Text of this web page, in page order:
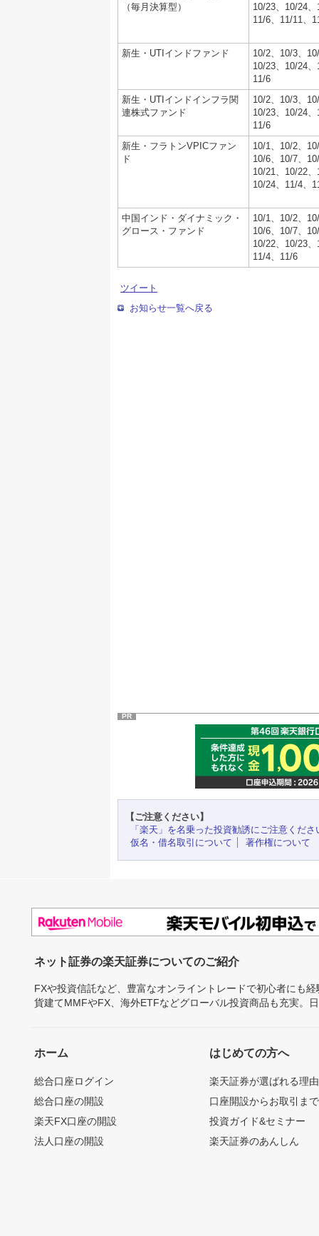
（毎月決算型）
10/23、10/24
11/6、11/11、
新生・UTIインドファンド
10/2、10/3、
10/23、10/24
11/6
新生・UTIインドインフラ関
連株式ファンド
10/2、10/3、
10/23、10/24
11/6
新生・フラトンVPICファン
ド
10/1、10/2、
10/6、10/7、
10/21、10/22
10/24、11/4、
中国インド・ダイナミック・
グロース・ファンド
10/1、10/2、
10/6、10/7、
10/22、10/23
11/4、11/6
ツイート
お知らせ一覧へ戻る
PR
【ご注意ください】
「楽天」を名乗った投資勧誘にご注意くださ
仮名・借名取引について
著作権について
ネット証券の楽天証券についてのご紹介
FXや投資信託など、豊富なオンライントレードで初心者にも
貨建てMMFやFX、海外ETFなどグローバル投資商品も充実。
ホーム
総合口座ログイン
総合口座の開設
楽天FX口座の開設
法人口座の開設
はじめての方へ
楽天証券が選ばれる理由
口座開設からお取引ま
投資ガイド&セミナー
楽天証券のあんしん